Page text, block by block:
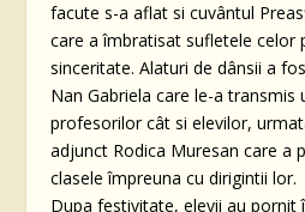
facute s-a aflat si cuvântul
care a îmbratisat sufletele celor
sinceritate. Alaturi de dânsii a
Nan Gabriela care le-a transmis
profesorilor cât si elevilor,
adjunct Rodica Muresan care a
clasele împreuna cu dirigintii lor.
Dupa festivitate, elevii au pornit